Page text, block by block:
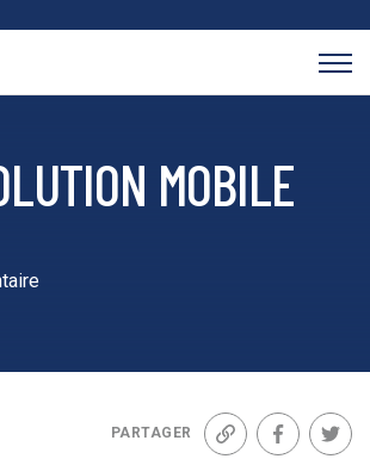
MOBILE
PARTAGER
Lien Facebook
des cookies